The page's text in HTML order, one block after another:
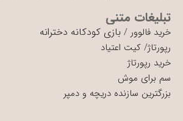
تبلیغات متنی
خرید فالوور / بازی کودکانه دخترانه
رپورتاژ/ کیت اعتیاد
خرید رپورتاژ
سم برای موش
بزرگترین سازنده دریچه و دمپر